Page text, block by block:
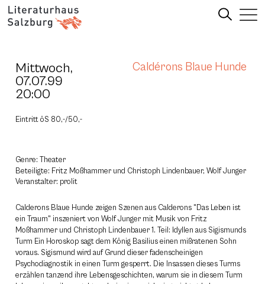
Mittwoch,
07.07.99
20:00
Caldérons Blaue Hunde
Eintritt öS 80,-/50,-
Genre: Theater
Beteiligte: Fritz Moßhammer und Christoph Lindenbauer, Wolf Junger
Veranstalter: prolit
Calderons Blaue Hunde zeigen Szenen aus Calderons "Das Leben ist
ein Traum" inszeniert von Wolf Junger mit Musik von Fritz
Moßhammer und Christoph Lindenbauer 1. Teil: Idyllen aus Sigismunds
Turm Ein Horoskop sagt dem König Basilius einen mißratenen Sohn
voraus. Sigismund wird auf Grund dieser fadenscheinigen
Psychodiagnostik in einen Turm gesperrt. Die Insassen dieses Turms
erzählen tanzend ihre Lebensgeschichten, warum sie in diesem Turm